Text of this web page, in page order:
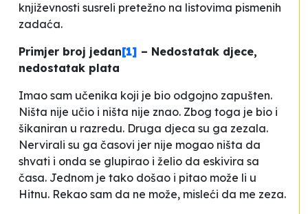
književnosti susreli pretežno na listovima pismenih
zadaća.
Primjer broj jedan[1] – Nedostatak djece,
nedostatak plata
Imao sam učenika koji je bio odgojno zapušten.
Ništa nije učio i ništa nije znao. Zbog toga je bio i
šikaniran u razredu. Druga djeca su ga zezala.
Nervirali su ga časovi jer nije mogao ništa da
shvati i onda se glupirao i želio da eskivira sa
časa. Jednom je tako došao i pitao može li u
Hitnu. Rekao sam da ne može, misleći da me zeza.